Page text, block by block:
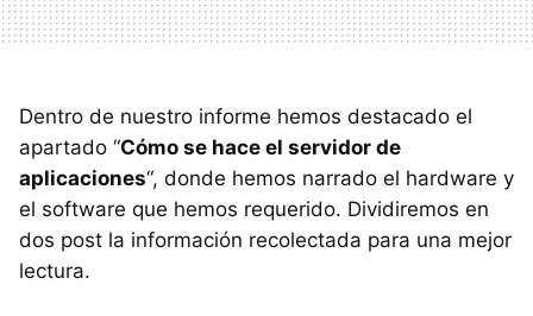
Dentro de nuestro informe hemos destacado el
apartado “Cómo se hace el servidor de
aplicaciones“, donde hemos narrado el hardware y
el software que hemos requerido. Dividiremos en
dos post la información recolectada para una mejor
lectura.